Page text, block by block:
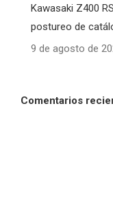
Kawasaki Z400
postureo de
9 de agosto de
Comentarios